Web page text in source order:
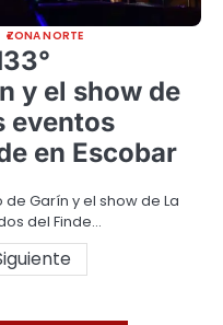
ZONA NORTE
y el show de
eventos
en Escobar
Garín y el show de La
del Finde…